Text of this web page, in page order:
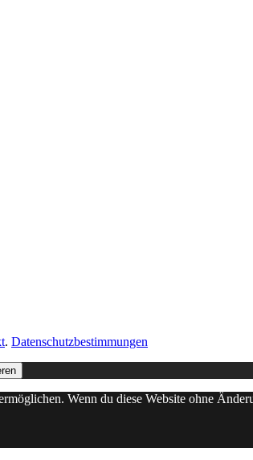
. Datenschutzbestimmungen
Wenn du diese Website ohne